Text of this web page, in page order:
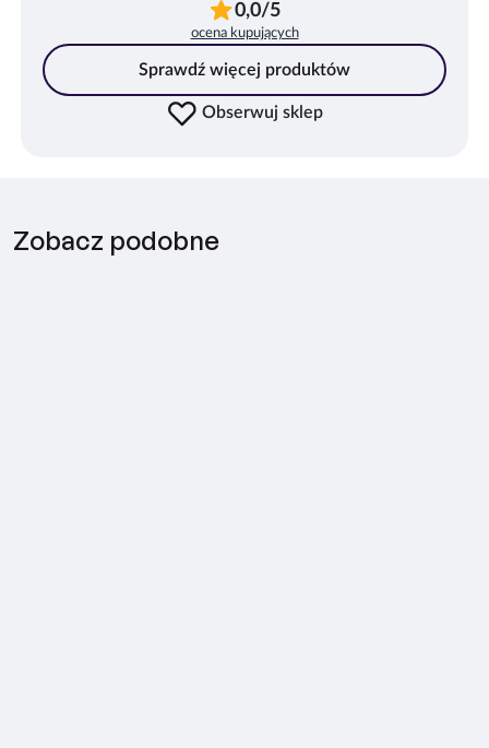
0,0/5
ocena kupujących
Sprawdź więcej produktów
Obserwuj sklep
Zobacz podobne